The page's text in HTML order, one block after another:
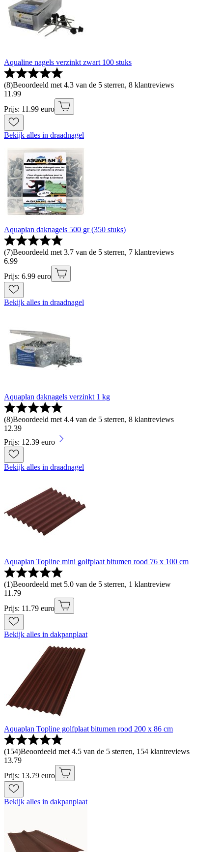
Aqualine nagels verzinkt zwart 100 stuks
(8)Beoordeeld met 4.3 van de 5 sterren, 8 klantreviews
11 .99
Prijs: 11.99 euro
Bekijk alles in draadnagel
Aquaplan daknagels 500 gr (350 stuks)
(7)Beoordeeld met 3.7 van de 5 sterren, 7 klantreviews
6.99
Prijs: 6.99 euro
Bekijk alles in draadnagel
Aquaplan daknagels verzinkt 1 kg
(8)Beoordeeld met 4.4 van de 5 sterren, 8 klantreviews
12.39
Prijs: 12.39 euro
Bekijk alles in draadnagel
Aquaplan Topline mini golfplaat bitumen rood 76 x 100 cm
(1)Beoordeeld met 5.0 van de 5 sterren, 1 klantreview
11 .79
Prijs: 11.79 euro
Bekijk alles in dakpanplaat
Aquaplan Topline golfplaat bitumen rood 200 x 86 cm
(154)Beoordeeld met 4.5 van de 5 sterren, 154 klantreviews
13.79
Prijs: 13.79 euro
Bekijk alles in dakpanplaat